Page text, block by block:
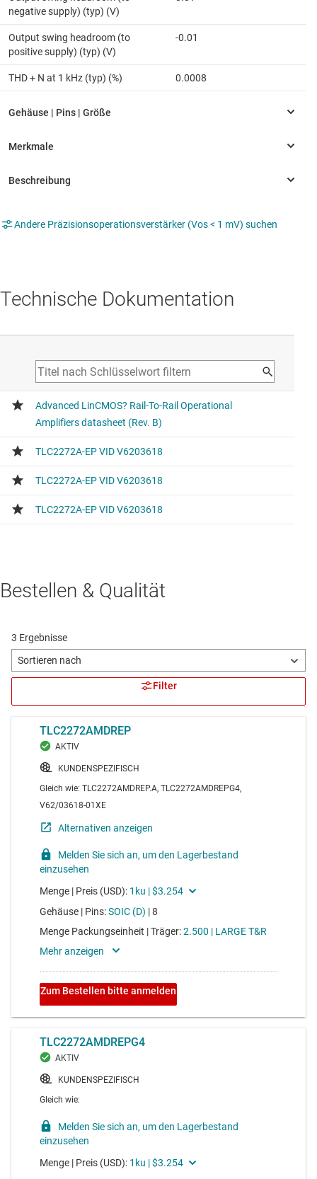
negative supply) (typ) (V)
Output swing headroom (to
positive supply) (typ) (V)
-0.01
THD + N at 1 kHz (typ) (%) 0.0008
Andere Präzisionsoperationsverstärker (Vos < 1 mV) suchen
Technische Dokumentation
Bestellen & Qualität